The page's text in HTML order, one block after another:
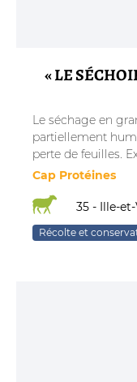
« LE
Le séchage en
partiellement
perte de feuilles.
Cap Protéines
35 - Ille-
Récolte et